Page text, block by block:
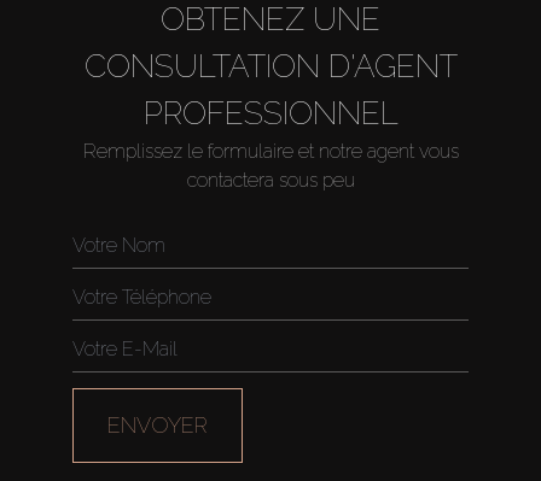
Acheter
OBTENEZ UNE
CONSULTATION D'AGENT
PROFESSIONNEL
Remplissez le formulaire et notre agent vous
contactera sous peu
ENVOYER